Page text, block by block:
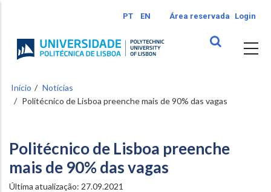
conteúdo
principal
PT EN Área reservada Login
Início
Notícias
Politécnico de Lisboa preenche mais de 90% das vagas
Politécnico de Lisboa preenche
mais de 90% das vagas
Última atualização: 27.09.2021